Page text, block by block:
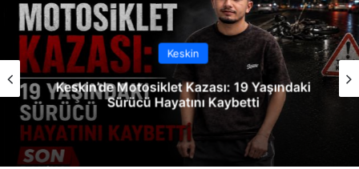
esi
ok
e
m
Keskin
Keskin’de Motosiklet Kazası: 19 Yaşındaki
Sürücü Hayatını Kaybetti